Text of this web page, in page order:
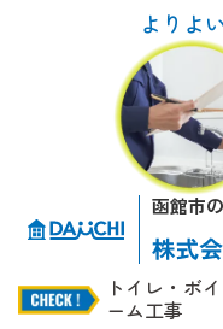
よりよ
函館市
トイレ・ボ
ーム工事